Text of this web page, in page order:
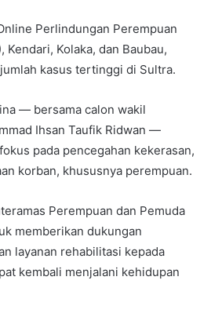
Perlindungan Perempuan
Kendari, Kolaka, dan Baubau,
kasus tertinggi di Sultra.
— bersama calon wakil
Ihsan Taufik Ridwan —
pada pencegahan kekerasan,
korban, khususnya perempuan.
Perempuan dan Pemuda
memberikan dukungan
layanan rehabilitasi kepada
kembali menjalani kehidupan